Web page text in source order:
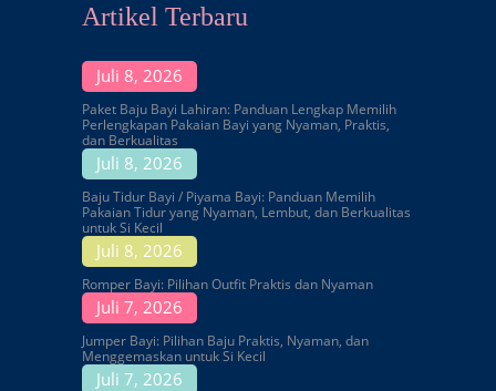
Artikel Terbaru
Juli 8, 2026
Paket Baju Bayi Lahiran: Panduan Lengkap Memilih
Perlengkapan Pakaian Bayi yang Nyaman, Praktis,
dan Berkualitas
Juli 8, 2026
Baju Tidur Bayi / Piyama Bayi: Panduan Memilih
Pakaian Tidur yang Nyaman, Lembut, dan Berkualitas
untuk Si Kecil
Juli 8, 2026
Romper Bayi: Pilihan Outfit Praktis dan Nyaman
Juli 7, 2026
Jumper Bayi: Pilihan Baju Praktis, Nyaman, dan
Menggemaskan untuk Si Kecil
Juli 7, 2026